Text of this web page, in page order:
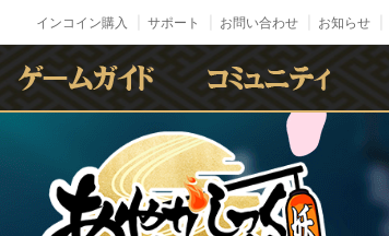
インコイン購入 サポート お問い合わせ お知らせ